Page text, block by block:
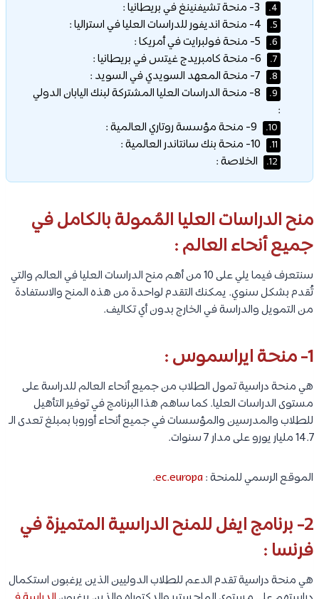
4.
5.
6.
7.
8.
9.
8- منحة الدراسات العليا المشتركة لبنك اليابان الدولي
:
10.
11.
12. الخلاصة :
منح الدراسات العليا المُمولة بالكامل في
جميع أنحاء العالم :
سنتعرف فيما يلي على 10 من أهم منح الدراسات العليا في العالم والتي
تُقدم بشكل سنوي. يمكنك التقدم لواحدة من هذه المنح والاستفادة
من التمويل والدراسة في الخارج بدون أي تكاليف.
1- منحة ايراسموس :
هي منحة دراسية تمول الطلاب من جميع أنحاء العالم للدراسة على
مستوى الدراسات العليا. كما ساهم هذا البرنامج في توفير التأهيل
للطلاب والمدرسين والمؤسسات في جميع أنحاء أوروبا بمبلغ تعدى الـ
14.7 مليار يورو على مدار 7 سنوات.
الموقع الرسمي للمنحة :ec.europa
.
2- برنامج ايفل للمنح الدراسية المتميزة في
فرنسا :
هي منحة دراسية تقدم الدعم للطلاب الدوليين الذين يرغبون استكمال